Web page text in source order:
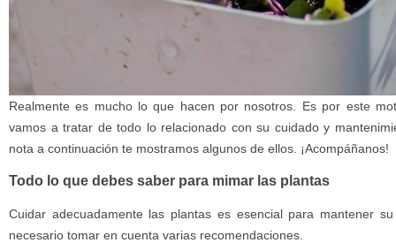
Realmente es mucho lo que hacen por nosotros. Es por este
vamos a tratar de todo lo relacionado con su cuidado y
nota a continuación te mostramos algunos de ellos. ¡Acompáñanos!
Todo lo que debes saber para mimar las plantas
Cuidar adecuadamente las plantas es esencial para mantener
necesario tomar en cuenta varias recomendaciones.